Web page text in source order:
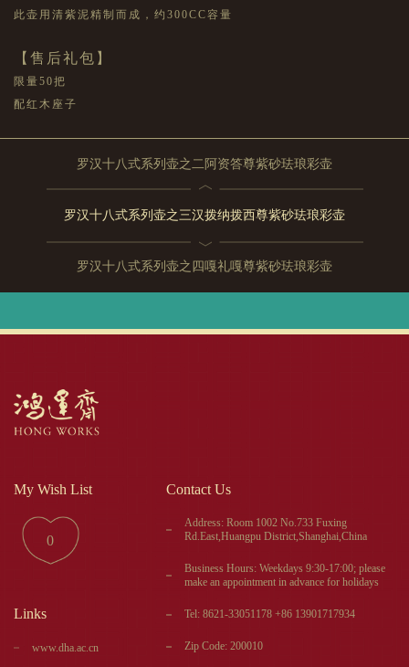
此壶用清紫泥精制而成，约 300CC容量
【售后礼包】
限量50把
配红木座子
罗汉十八式系列壶之二阿资答尊紫砂珐琅彩壶
罗汉十八式系列壶之三汉拨纳拨西尊紫砂珐琅彩壶
罗汉十八式系列壶之四嘎礼嘎尊紫砂珐琅彩壶
My Wish List
0
Links
www.dha.ac.cn
Contact Us
Address: Room 1002 No.733 Fuxing
Rd.East,Huangpu District,Shanghai,China
Business Hours: Weekdays 9:30-17:00; please
make an appointment in advance for holidays
Tel: 8621-33051178 +86 13901717934
Zip Code: 200010